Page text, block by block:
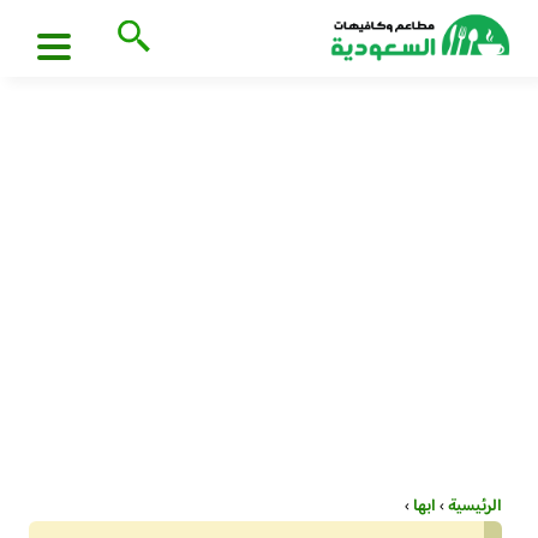
الرئيسية›ابها›